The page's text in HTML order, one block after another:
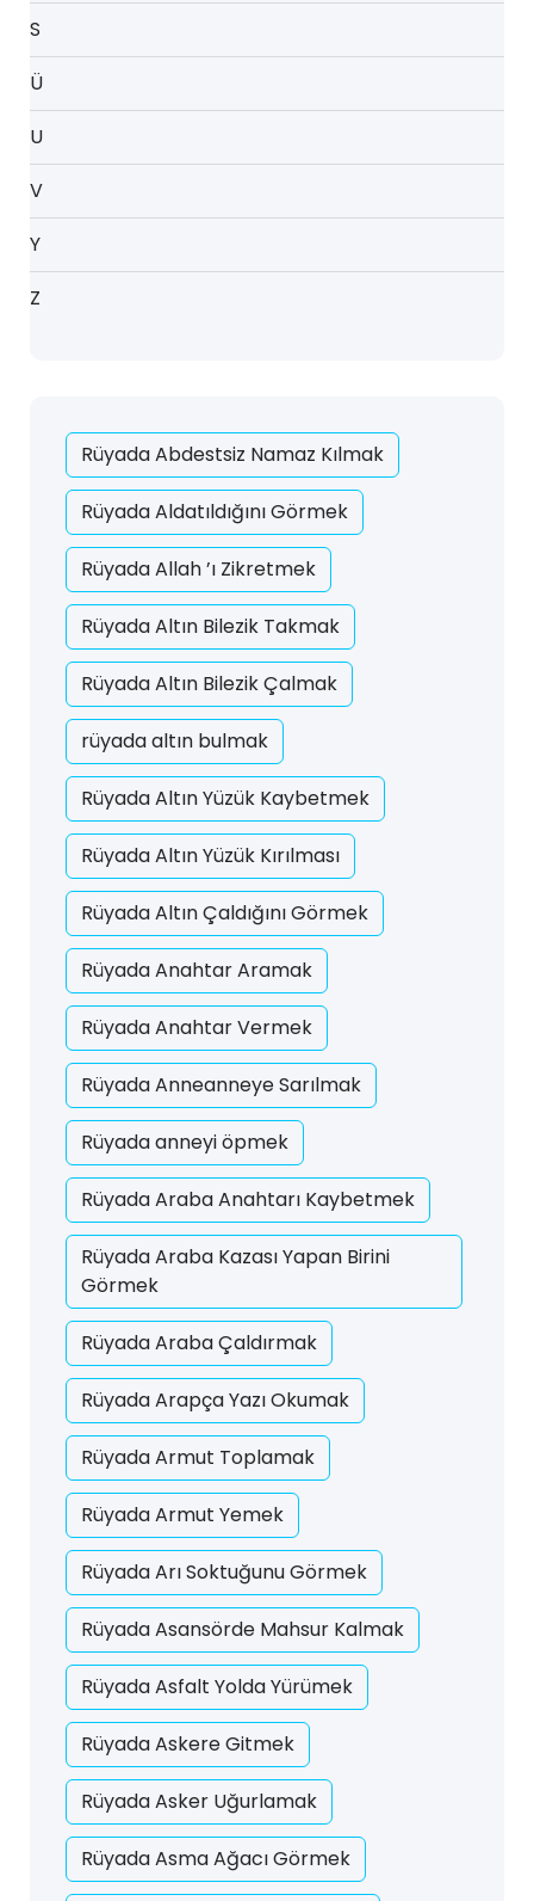
S
Ü
U
V
Y
Z
Rüyada Abdestsiz Namaz Kılmak
Rüyada Aldatıldığını Görmek
Rüyada Allah ’ı Zikretmek
Rüyada Altın Bilezik Takmak
Rüyada Altın Bilezik Çalmak
rüyada altın bulmak
Rüyada Altın Yüzük Kaybetmek
Rüyada Altın Yüzük Kırılması
Rüyada Altın Çaldığını Görmek
Rüyada Anahtar Aramak
Rüyada Anahtar Vermek
Rüyada Anneanneye Sarılmak
Rüyada anneyi öpmek
Rüyada Araba Anahtarı Kaybetmek
Rüyada Araba Kazası Yapan Birini
Görmek
Rüyada Araba Çaldırmak
Rüyada Arapça Yazı Okumak
Rüyada Armut Toplamak
Rüyada Armut Yemek
Rüyada Arı Soktuğunu Görmek
Rüyada Asansörde Mahsur Kalmak
Rüyada Asfalt Yolda Yürümek
Rüyada Askere Gitmek
Rüyada Asker Uğurlamak
Rüyada Asma Ağacı Görmek